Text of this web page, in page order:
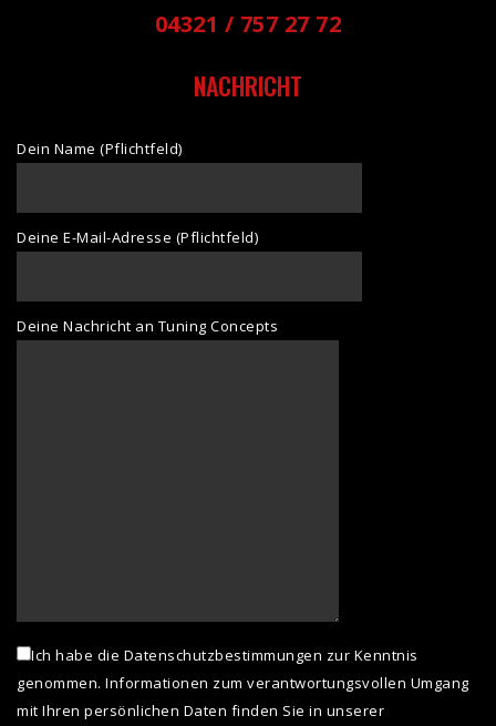
04321 / 757 27 72
NACHRICHT
Dein Name (Pflichtfeld)
Deine E-Mail-Adresse (Pflichtfeld)
Deine Nachricht an Tuning Concepts
Ich habe die Datenschutzbestimmungen zur Kenntnis
genommen. Informationen zum verantwortungsvollen Umgang
mit Ihren persönlichen Daten finden Sie in unserer